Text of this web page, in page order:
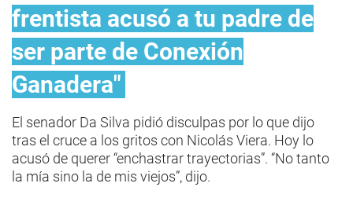
frentista acusó a tu padre de
ser parte de Conexión
Ganadera"
El senador Da Silva pidió disculpas por lo que dijo
tras el cruce a los gritos con Nicolás Viera. Hoy lo
acusó de querer “enchastrar trayectorias”. “No tanto
la mía sino la de mis viejos”, dijo.